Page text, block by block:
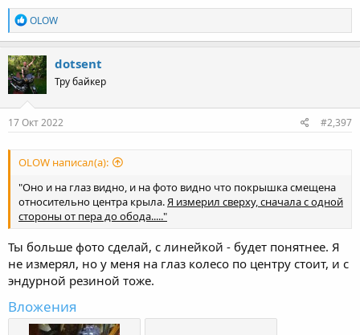
R
e
a
c
t
i
o
n
s
OLOW
dotsent
Тру байкер
17 Окт 2022 #2,397
OLOW написал(а):
"Оно и на глаз видно, и на фото видно что покрышка смещена
относительно центра крыла.Я измерил сверху, сначала с одной
стороны от пера до обода....."
Ты больше фото сделай, с линейкой - будет понятнее. Я
не измерял, но у меня на глаз колесо по центру стоит, и с
эндурной резиной тоже.
Вложения